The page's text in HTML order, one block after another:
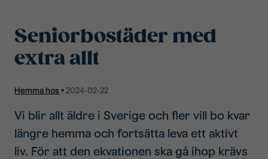
Seniorbostäder med
extra allt
Hemma hos •2024-02-22
Vi blir allt äldre i Sverige och fler vill bo kvar
längre hemma och fortsätta leva ett aktivt
liv. För att den ekvationen ska gå ihop krävs